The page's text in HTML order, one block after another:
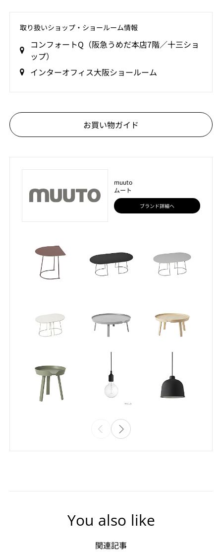
取り扱いショップ‧ショールーム情報
コンフォートQ（阪急うめだ本店7階／十三ショ
ップ）
インターオフィス大阪ショールーム
お買い物ガイド
muuto
ムート
ブランド詳細へ
You also like
関連記事